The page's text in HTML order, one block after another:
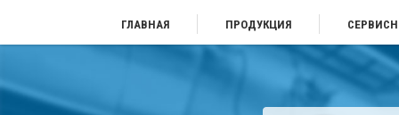
ГЛАВНАЯ ПРОДУКЦИЯ